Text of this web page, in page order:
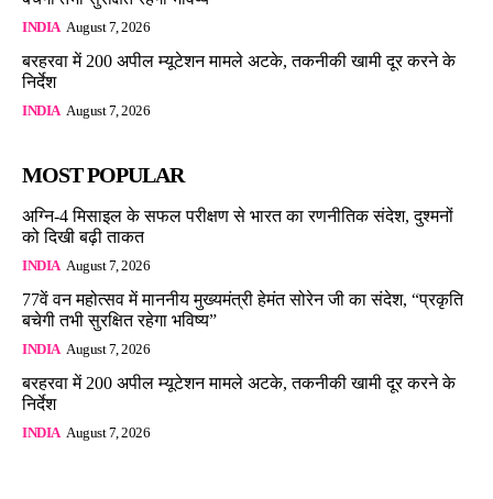
INDIA August 7, 2026
बरहरवा में 200 अपील म्यूटेशन मामले अटके, तकनीकी खामी दूर करने के
निर्देश
INDIA August 7, 2026
MOST POPULAR
अग्नि-4 मिसाइल के सफल परीक्षण से भारत का रणनीतिक संदेश, दुश्मनों
को दिखी बढ़ी ताकत
INDIA August 7, 2026
77वें वन महोत्सव में माननीय मुख्यमंत्री हेमंत सोरेन जी का संदेश, “प्रकृति
बचेगी तभी सुरक्षित रहेगा भविष्य”
INDIA August 7, 2026
बरहरवा में 200 अपील म्यूटेशन मामले अटके, तकनीकी खामी दूर करने के
निर्देश
INDIA August 7, 2026